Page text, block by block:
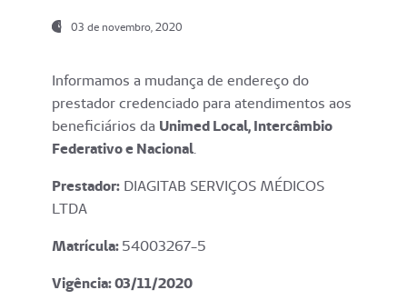
03 de novembro, 2020
Informamos a mudança de endereço do
prestador credenciado para atendimentos aos
beneficiários da Unimed Local, Intercâmbio
Federativo e Nacional.
Prestador: DIAGITAB SERVIÇOS MÉDICOS
LTDA
Matrícula:54003267-5
Vigência: 03/11/2020